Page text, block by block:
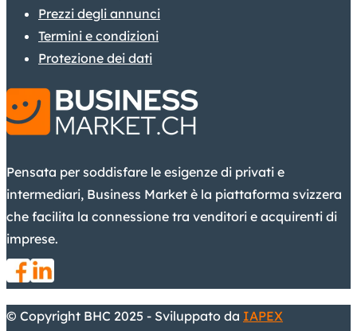
Prezzi degli annunci
Termini e condizioni
Protezione dei dati
Pensata per soddisfare le esigenze di privati e
intermediari, Business Market è la piattaforma svizzera
che facilita la connessione tra venditori e acquirenti di
imprese.
© Copyright BHC 2025 - Sviluppato da IAPEX